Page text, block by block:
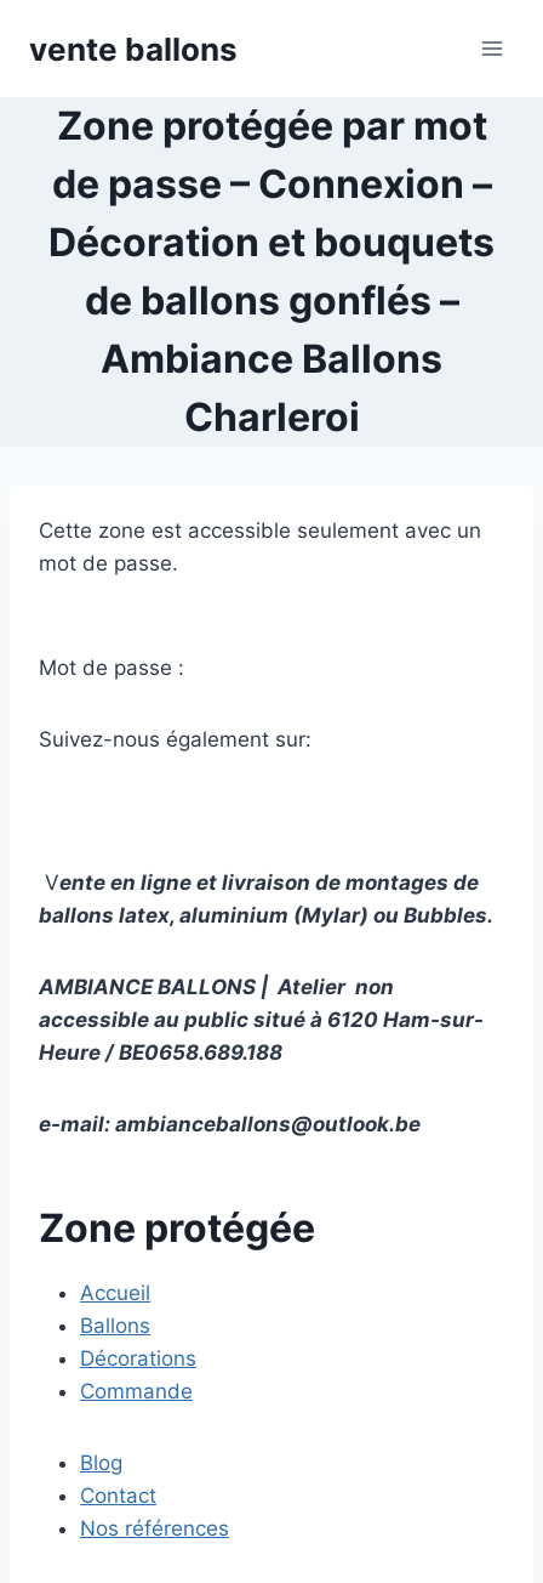
vente ballons
Zone protégée par mot
de passe – Connexion –
Décoration et bouquets
de ballons gonflés –
Ambiance Ballons
Charleroi
Cette zone est accessible seulement avec un
mot de passe.
Mot de passe :
Suivez-nous également sur:
Vente en ligne et livraison de montages de
ballons latex, aluminium (Mylar) ou Bubbles.
AMBIANCE BALLONS | Atelier non
accessible au public situé à 6120 Ham-sur-
Heure / BE0658.689.188
e-mail: ambianceballons@outlook.be
Zone protégée
Accueil
Ballons
Décorations
Commande
Blog
Contact
Nos références